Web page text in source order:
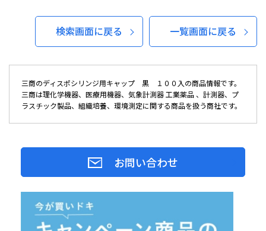
検索画面に戻る 一覧画面に戻る
三商のディスポシリンジ用キャップ 黒 １００入の商品情報です。
三商は理化学機器、医療用機器、気象計測器 工業薬品 、計測器、プ
ラスチック製品、組織培養、環境測定に関する商品を扱う商社です。
お問い合わせ